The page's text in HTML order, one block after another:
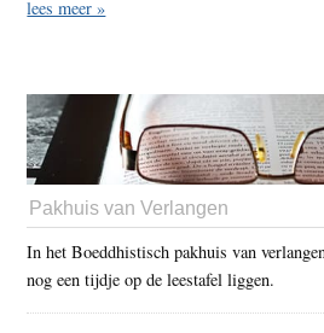
lees meer »
Pakhuis van Verlangen
In het Boeddhistisch pakhuis van
nog een tijdje op de leestafel liggen.